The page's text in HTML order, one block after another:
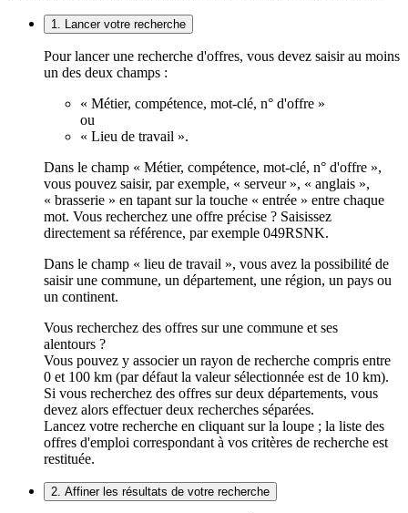
1. Lancer votre recherche
Pour lancer une recherche d'offres, vous devez saisir au moins
un des deux champs :
« Métier, compétence, mot-clé, n° d'offre »
ou
« Lieu de travail ».
Dans le champ « Métier, compétence, mot-clé, n° d'offre »,
vous pouvez saisir, par exemple, « serveur », « anglais »,
« brasserie » en tapant sur la touche « entrée » entre chaque
mot. Vous recherchez une offre précise ? Saisissez
directement sa référence, par exemple 049RSNK.
Dans le champ « lieu de travail », vous avez la possibilité de
saisir une commune, un département, une région, un pays ou
un continent.
Vous recherchez des offres sur une commune et ses
alentours ?
Vous pouvez y associer un rayon de recherche compris entre
0 et 100 km (par défaut la valeur sélectionnée est de 10 km).
Si vous recherchez des offres sur deux départements, vous
devez alors effectuer deux recherches séparées.
Lancez votre recherche en cliquant sur la loupe ; la liste des
offres d'emploi correspondant à vos critères de recherche est
restituée.
2. Affiner les résultats de votre recherche